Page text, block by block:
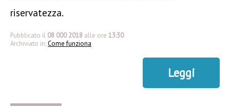
riservatezza.
Pubblicato il 08 000 2018 alle ore 13:30
Archiviato in:Come funziona
Leggi